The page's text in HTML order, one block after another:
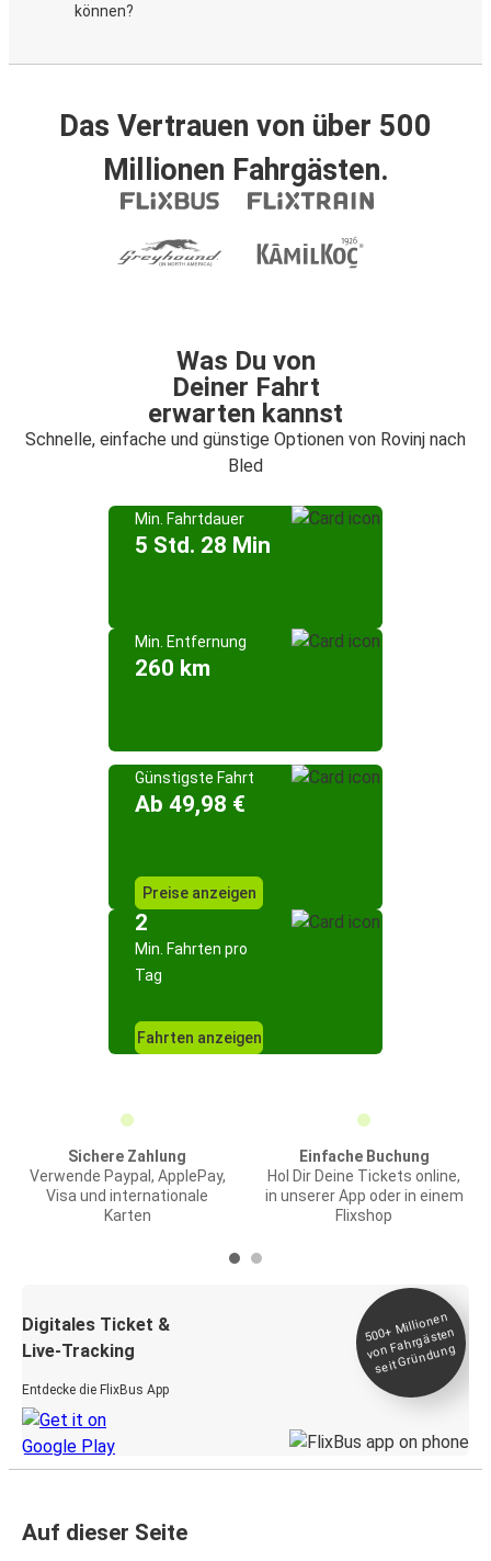
können?
Das Vertrauen von über 500
Millionen Fahrgästen.
Was Du von
Deiner Fahrt
erwarten kannst
Schnelle, einfache und günstige Optionen von Rovinj nach
Bled
Min. Fahrtdauer
5 Std. 28 Min
Min. Entfernung
260 km
Günstigste Fahrt
Ab 49,98 €
Preise anzeigen
2
Min. Fahrten pro
Tag
Fahrten anzeigen
Sichere Zahlung
Verwende Paypal, ApplePay,
Visa und internationale
Karten
Einfache Buchung
Hol Dir Deine Tickets online,
in unserer App oder in einem
Flixshop
Digitales Ticket &
Live-Tracking
Entdecke die FlixBus App
500+
Millionen
von Fahrgästen
seit
Gründung
Auf dieser Seite